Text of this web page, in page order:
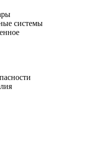
системы